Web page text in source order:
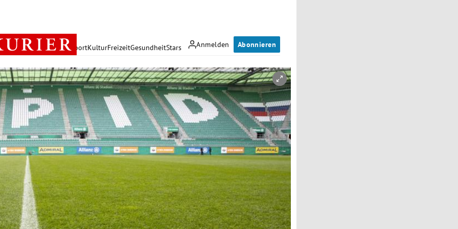
Anmelden Abonnieren
PolitikWirtschaft SportKulturFreizeitGesundheitStars